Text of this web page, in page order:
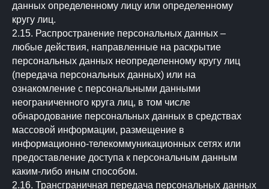
данных определенному лицу или определенному
кругу лиц.
2.15. Распространение персональных данных –
любые действия, направленные на раскрытие
персональных данных неопределенному кругу лиц
(передача персональных данных) или на
ознакомление с персональными данными
неограниченного круга лиц, в том числе
обнародование персональных данных в средствах
массовой информации, размещение в
информационно-телекоммуникационных сетях или
предоставление доступа к персональным данным
каким-либо иным способом.
2.16. Трансграничная передача персональных данных